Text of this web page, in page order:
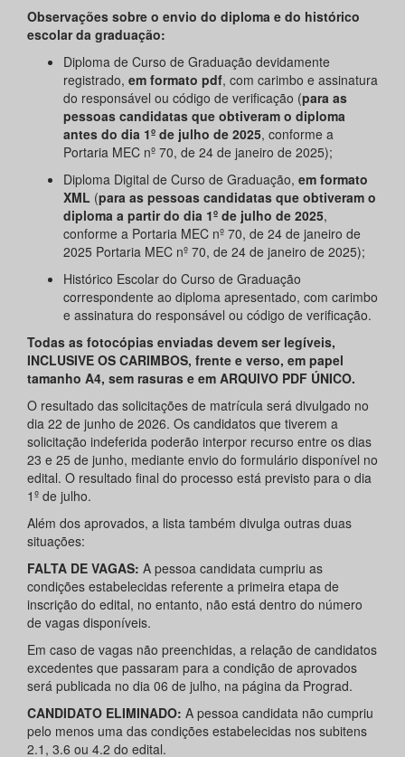
Observações sobre o envio do diploma e do histórico
escolar da graduação:
Diploma de Curso de Graduação devidamente
registrado, em formato pdf, com carimbo e assinatura
do responsável ou código de verificação (para as
pessoas candidatas que obtiveram o diploma
antes do dia 1º de julho de 2025, conforme a
Portaria MEC nº 70, de 24 de janeiro de 2025);
Diploma Digital de Curso de Graduação, em formato
XML (para as pessoas candidatas que obtiveram o
diploma a partir do dia 1º de julho de 2025,
conforme a Portaria MEC nº 70, de 24 de janeiro de
2025 Portaria MEC nº 70, de 24 de janeiro de 2025);
Histórico Escolar do Curso de Graduação
correspondente ao diploma apresentado, com carimbo
e assinatura do responsável ou código de verificação.
Todas as fotocópias enviadas devem ser legíveis,
INCLUSIVE OS CARIMBOS, frente e verso, em papel
tamanho A4, sem rasuras e em ARQUIVO PDF ÚNICO.
O resultado das solicitações de matrícula será divulgado no
dia 22 de junho de 2026. Os candidatos que tiverem a
solicitação indeferida poderão interpor recurso entre os dias
23 e 25 de junho, mediante envio do formulário disponível no
edital. O resultado final do processo está previsto para o dia
1º de julho.
Além dos aprovados, a lista também divulga outras duas
situações:
FALTA DE VAGAS: A pessoa candidata cumpriu as
condições estabelecidas referente a primeira etapa de
inscrição do edital, no entanto, não está dentro do número
de vagas disponíveis.
Em caso de vagas não preenchidas, a relação de candidatos
excedentes que passaram para a condição de aprovados
será publicada no dia 06 de julho, na página da Prograd.
CANDIDATO ELIMINADO: A pessoa candidata não cumpriu
pelo menos uma das condições estabelecidas nos subitens
2.1, 3.6 ou 4.2 do edital.